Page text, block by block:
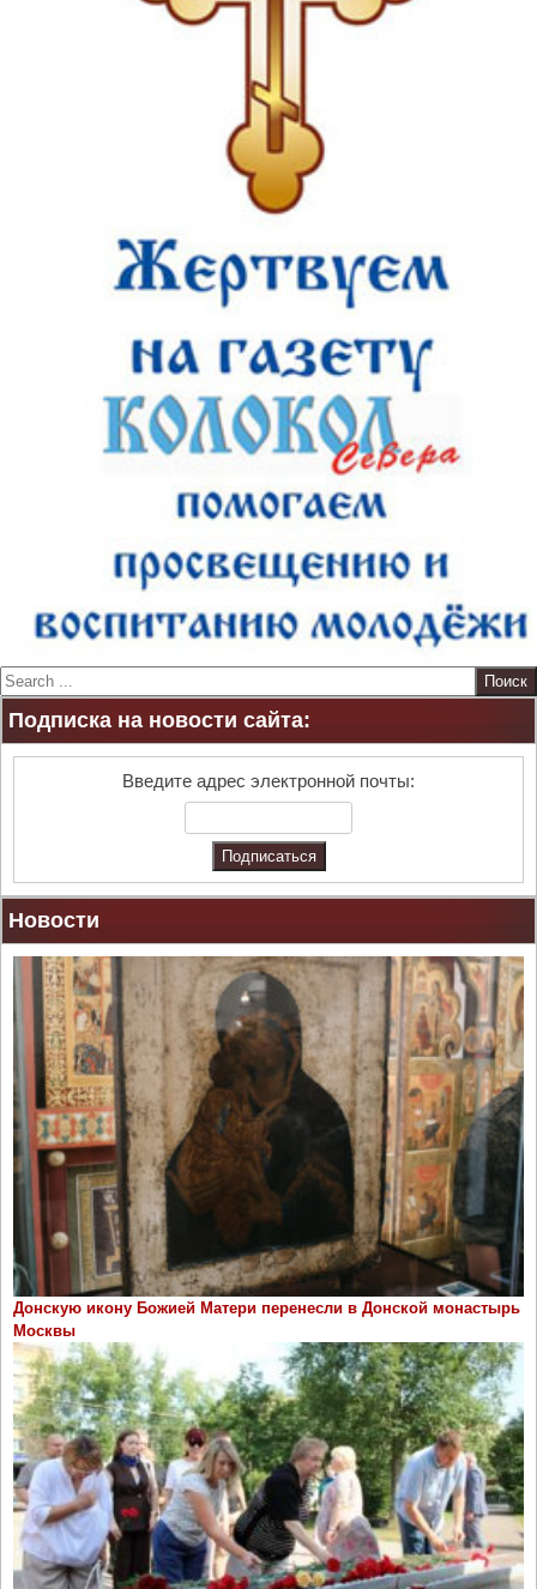
S
e
r
Подписка на новости сайта:
Введите адрес электронной почты:
Новости
Донскую икону Божией Матери перенесли в Донской монастырь
Москвы